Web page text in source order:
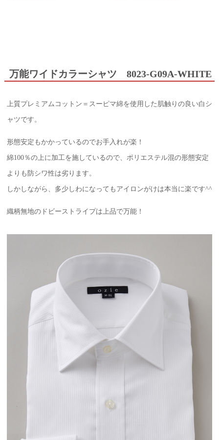
万能ワイドカラーシャツ 8023-G09A-WHITE
上質プレミアムコットン＝スーピマ綿を使用した肌触りの良い白シ
ャツです。
形態安定もかかっているのでお手入れが楽！
綿100％の上に加工を施しているので、ポリエステル混の形態安定
よりも防シワ性は劣ります。
しかしながら、多少しわになってもアイロンがけは本当に楽です^^
織柄無地のドビーストライプは上品で万能！